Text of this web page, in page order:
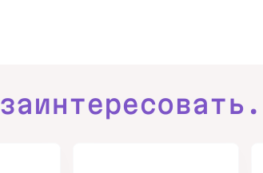
заинтересовать.